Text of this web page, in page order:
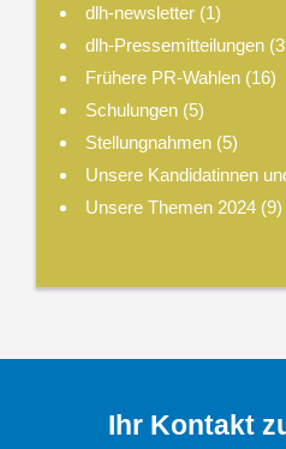
dlh-newsletter (1)
dlh-Pressemitteilungen
Frühere PR-Wahlen (16)
Schulungen (5)
Stellungnahmen (5)
Unsere Kandidatinnen
Unsere Themen 2024 (9)
Ihr Kontakt